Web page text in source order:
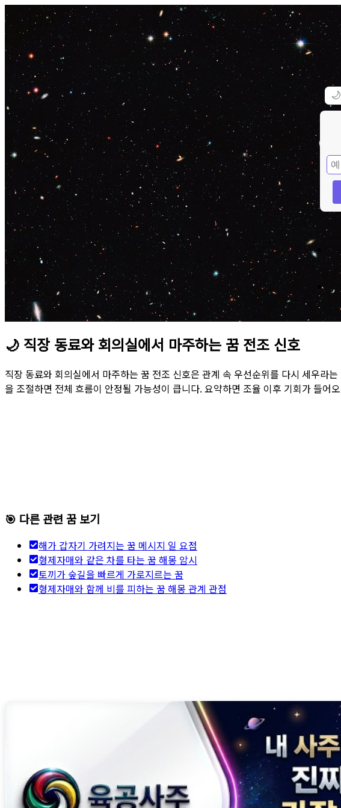
🌙 직장 동료와 회의실에서 마주하는 꿈 전조 신호
직장 동료와 회의실에서 마주하는 꿈 전조 신호은 관계 속 우선순위를 다시 세우라
을 조절하면 전체 흐름이 안정될 가능성이 큽니다. 요약하면 조율 이후 기회가 들어
🎯 다른 관련 꿈 보기
해가 갑자기 가려지는 꿈 메시지 일 요점
형제자매와 같은 차를 타는 꿈 해몽 암시
토끼가 숲길을 빠르게 가로지르는 꿈
형제자매와 함께 비를 피하는 꿈 해몽 관계 관점